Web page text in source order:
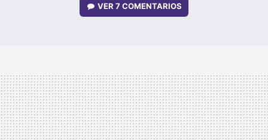
VER7 COMENTARIOS